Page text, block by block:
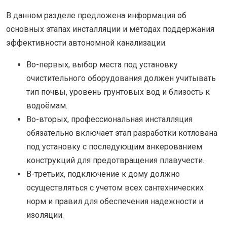
В данном разделе предложена информация об
основных этапах инсталляции и методах поддержания
эффективности автономной канализации.
Во-первых, выбор места под установку
очистительного оборудования должен учитывать
тип почвы, уровень грунтовых вод и близость к
водоёмам.
Во-вторых, профессиональная инсталляция
обязательно включает этап разработки котлована
под установку с последующим анкерованием
конструкций для предотвращения плавучести.
В-третьих, подключение к дому должно
осуществляться с учетом всех сантехнических
норм и правил для обеспечения надежности и
изоляции.